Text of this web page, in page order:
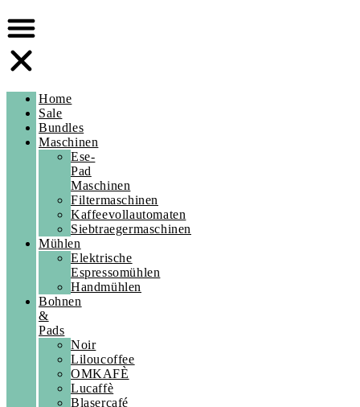
Home
Sale
Bundles
Maschinen
Ese-
Pad
Maschinen
Filtermaschinen
Kaffeevollautomaten
Siebtraegermaschinen
Mühlen
Elektrische
Espressomühlen
Handmühlen
Bohnen
&
Pads
Noir
Liloucoffee
OMKAFÈ
Lucaffè
Blasercafé